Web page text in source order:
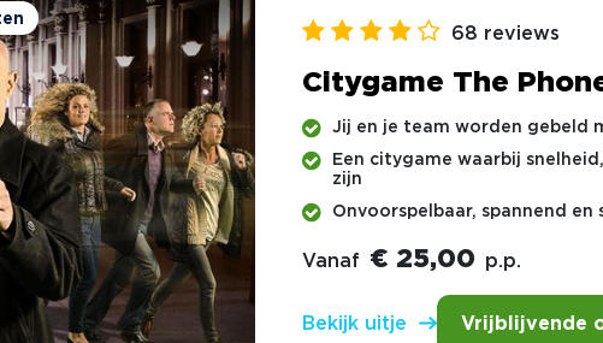
68 reviews
Citygame The
Jij en je team worden gebeld
Een citygame waarbij
zijn
Onvoorspelbaar, spannend
Vanaf € 25,00 p.p.
Bekijk uitje Vrijblijvende